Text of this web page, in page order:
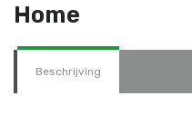
Home
Beschrijving